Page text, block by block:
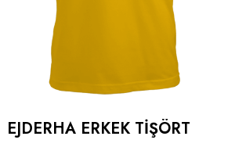
EJDERHA ERKEK TIŞÖRT